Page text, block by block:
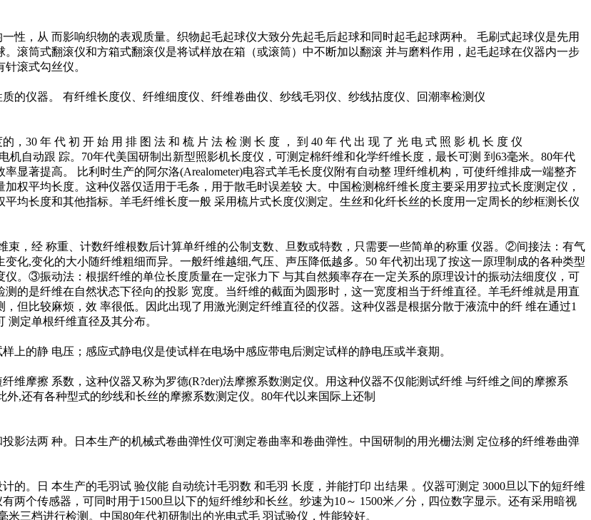
，从 而影响织物的表观质量。织物起毛起球仪大致分先起毛后起球和同时起毛起球两种。 毛刷式起球仪是先用
滚筒式翻滚仪和方箱式翻滚仪是将试样放在箱（或滚筒）中不断加以翻滚 并与磨料作用，起毛起球在仪器内一步
滚式勾丝仪。
仪器。 有纤维长度仪、纤维细度仪、纤维卷曲仪、纱线毛羽仪、纱线拈度仪、回潮率检测仪
30 年 代 初 开 始 用 排 图 法 和 梳 片 法 检 测 长 度 ， 到 40 年 代 出 现 了 光 电 式 照 影 机 长 度 仪
机自动跟 踪。70年代美国研制出新型照影机长度仪，可测定棉纤维和化学纤维长度，最长可测 到63毫米。80年代
显著提高。 比利时生产的阿尔洛(Arealometer)电容式羊毛长度仪附有自动整 理纤维机构，可使纤维排成一端整齐
权平均长度。这种仪器仅适用于毛条，用于散毛时误差较 大。中国检测棉纤维长度主要采用罗拉式长度测定仪，
均长度和其他指标。羊毛纤维长度一般 采用梳片式长度仪测定。生丝和化纤长丝的长度用一定周长的纱框测长仪
，经 称重、计数纤维根数后计算单纤维的公制支数、旦数或特数，只需要一些简单的称重 仪器。②间接法：有气
化,变化的大小随纤维粗细而异。一般纤维越细,气压、声压降低越多。50 年代初出现了按这一原理制成的各种类型
。③振动法：根据纤维的单位长度质量在一定张力下 与其自然频率存在一定关系的原理设计的振动法细度仪，可
的是纤维在自然状态下径向的投影 宽度。当纤维的截面为圆形时，这一宽度相当于纤维直径。羊毛纤维就是用直
但比较麻烦，效 率很低。因此出现了用激光测定纤维直径的仪器。这种仪器是根据分散于液流中的纤 维在通过1
定单根纤维直径及其分布。
的静 电压；感应式静电仪是使试样在电场中感应带电后测定试样的静电压或半衰期。
摩擦 系数，这种仪器又称为罗德(R?der)法摩擦系数测定仪。用这种仪器不仅能测试纤维 与纤维之间的摩擦系
,还有各种型式的纱线和长丝的摩擦系数测定仪。80年代以来国际上还制
法两 种。日本生产的机械式卷曲弹性仪可测定卷曲率和卷曲弹性。中国研制的用光栅法测 定位移的纤维卷曲弹
。日 本生产的毛羽试 验仪能 自动统计毛羽数 和毛羽 长度，并能打印 出结果 。仪器可测定 3000旦以下的短纤维
两个传感器，可同时用于1500旦以下的短纤维纱和长丝。纱速为10～ 1500米／分，四位数字显示。还有采用暗视
三档进行检测。中国80年代初研制出的光电式毛 羽试验仪，性能较好。